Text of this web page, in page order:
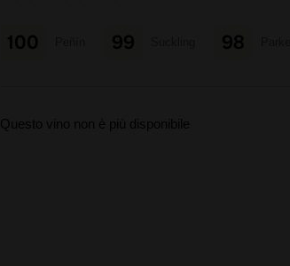
100 99 98
Questo vino non è più disponibile